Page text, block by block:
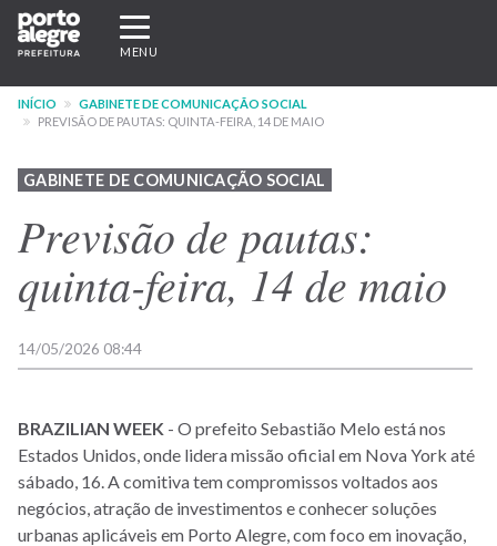
Pular
para
conteúdo
principal
Expandir/recolher
navegação
MENU
INÍCIO
GABINETE DE COMUNICAÇÃO SOCIAL
PREVISÃO DE PAUTAS: QUINTA-FEIRA, 14 DE MAIO
GABINETE DE COMUNICAÇÃO SOCIAL
Previsão de pautas:
quinta-feira, 14 de maio
14/05/2026 08:44
BRAZILIAN WEEK - O prefeito Sebastião Melo está nos
Estados Unidos, onde lidera missão oficial em Nova York até
sábado, 16. A comitiva tem compromissos voltados aos
negócios, atração de investimentos e conhecer soluções
urbanas aplicáveis em Porto Alegre, com foco em inovação,